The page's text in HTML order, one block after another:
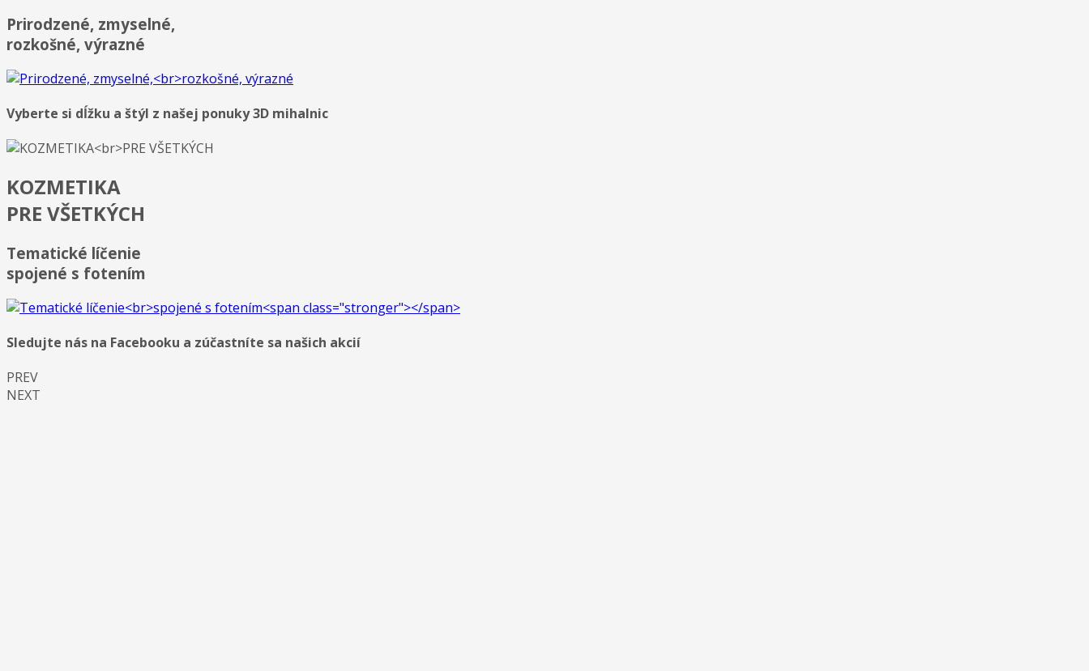
Prirodzené, zmyselné,
rozkošné, výrazné
Vyberte si dĺžku a štýl z našej ponuky 3D mihalnic
KOZMETIKA
PRE VŠETKÝCH
Tematické líčenie
spojené s fotením
Sledujte nás na Facebooku a zúčastníte sa našich akcií
PREV
NEXT